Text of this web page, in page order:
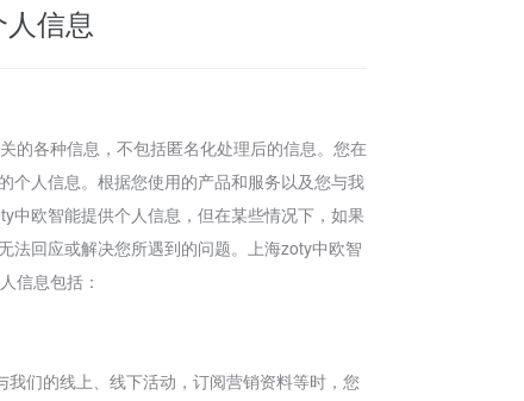
信息
的各种信息，不包括匿名化处理后的信息。您在
个人信息。根据您使用的产品和服务以及您与我
中欧智能提供个人信息，但在某些情况下，如果
法回应或解决您所遇到的问题。上海zoty中欧智
信息包括：
我们的线上、线下活动，订阅营销资料等时，您